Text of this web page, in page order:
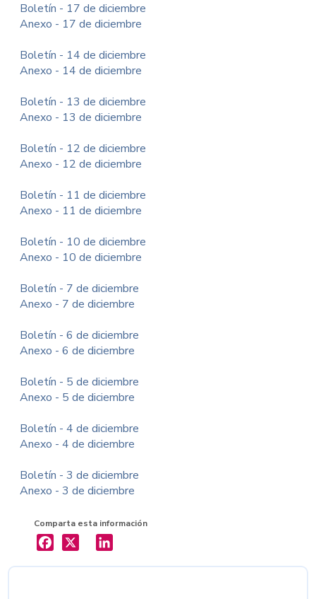
Boletín - 17 de diciembre
Anexo - 17 de diciembre
Boletín - 14 de diciembre
Anexo - 14 de diciembre
Boletín - 13 de diciembre
Anexo - 13 de diciembre
Boletín - 12 de diciembre
Anexo - 12 de diciembre
Boletín - 11 de diciembre
Anexo - 11 de diciembre
Boletín - 10 de diciembre
Anexo - 10 de diciembre
Boletín - 7 de diciembre
Anexo - 7 de diciembre
Boletín - 6 de diciembre
Anexo - 6 de diciembre
Boletín - 5 de diciembre
Anexo - 5 de diciembre
Boletín - 4 de diciembre
Anexo - 4 de diciembre
Boletín - 3 de diciembre
Anexo - 3 de diciembre
Comparta esta información
X LinkedIn